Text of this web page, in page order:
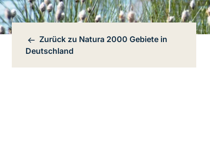
Bereichsnavigation
Zurück zu Natura 2000 Gebiete in
Deutschland